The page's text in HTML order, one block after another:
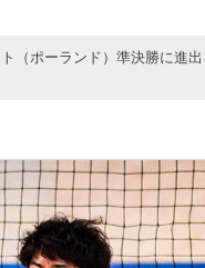
（ポーランド）準決勝に進